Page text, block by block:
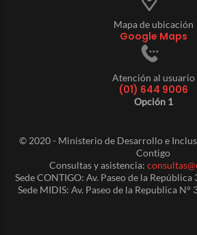
Mapa de ubicación
Google Maps
Atención al usuario
(01) 644 9006
Opción 1
© 2020 - Ministerio de Desarrollo e
Contigo
Consultas y asistencia:
Sede CONTIGO: Av. Paseo de la República
Sede MIDIS: Av. Paseo de la Republica N°